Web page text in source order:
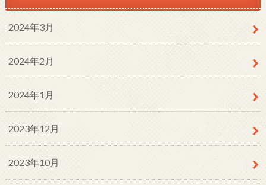
2024年3月
2024年2月
2024年1月
2023年12月
2023年10月